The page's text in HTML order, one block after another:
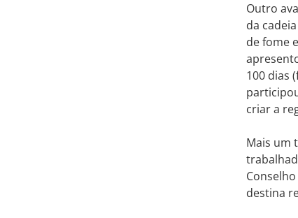
Outro
da
de fome
100 dias
criar a
Mais um
destina